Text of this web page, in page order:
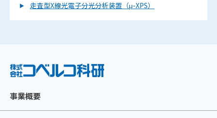
走査型X線光電子分光分析装置（μ-XPS）
事業概要